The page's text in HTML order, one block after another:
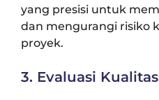
yang presisi untuk
dan mengurangi risiko
proyek.
3. Evaluasi